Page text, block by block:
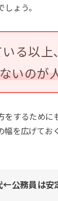
ょう。
る以上、
いのが
をするために
幅を広げてお
←公務員は安